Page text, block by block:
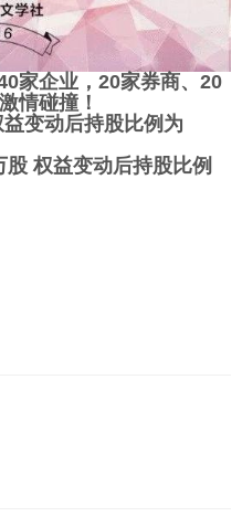
家企业，20家券商、20
情碰撞！
变动后持股比例为
权益变动后持股比例